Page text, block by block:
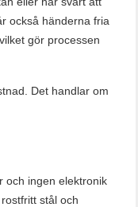
också händerna fria
gör processen
Det handlar om
och ingen elektronik
stål och